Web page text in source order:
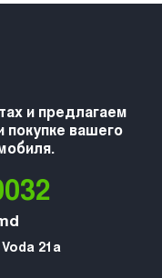
и предлагаем
вашего
21a